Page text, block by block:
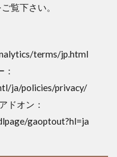
覧下さい。
terms/jp.html
policies/privacy/
オン：
gaoptout?hl=ja